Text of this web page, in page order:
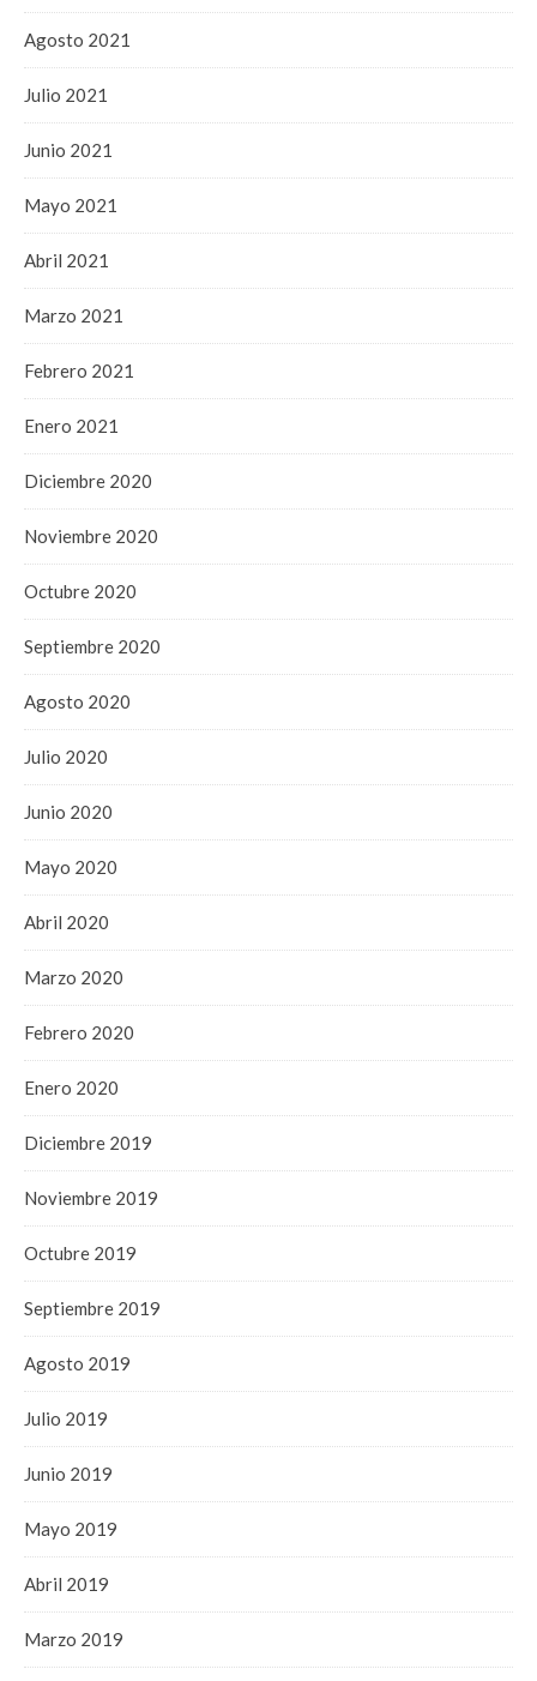
Agosto 2021
Julio 2021
Junio 2021
Mayo 2021
Abril 2021
Marzo 2021
Febrero 2021
Enero 2021
Diciembre 2020
Noviembre 2020
Octubre 2020
Septiembre 2020
Agosto 2020
Julio 2020
Junio 2020
Mayo 2020
Abril 2020
Marzo 2020
Febrero 2020
Enero 2020
Diciembre 2019
Noviembre 2019
Octubre 2019
Septiembre 2019
Agosto 2019
Julio 2019
Junio 2019
Mayo 2019
Abril 2019
Marzo 2019